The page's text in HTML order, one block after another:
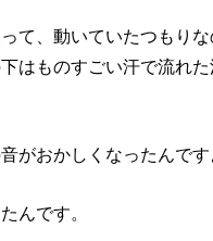
て、動いていたつもり
はものすごい汗で流れ
がおかしくなったんです
んです。